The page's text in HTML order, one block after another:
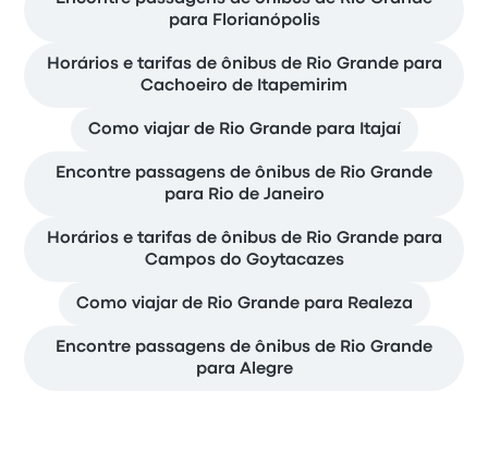
para Florianópolis
Horários e tarifas de ônibus de Rio Grande para
Cachoeiro de Itapemirim
Como viajar de Rio Grande para Itajaí
Encontre passagens de ônibus de Rio Grande
para Rio de Janeiro
Horários e tarifas de ônibus de Rio Grande para
Campos do Goytacazes
Como viajar de Rio Grande para Realeza
Encontre passagens de ônibus de Rio Grande
para Alegre